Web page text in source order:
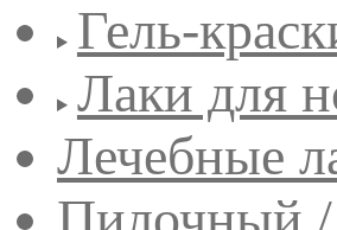
Гель-
Лаки для
Лечебные